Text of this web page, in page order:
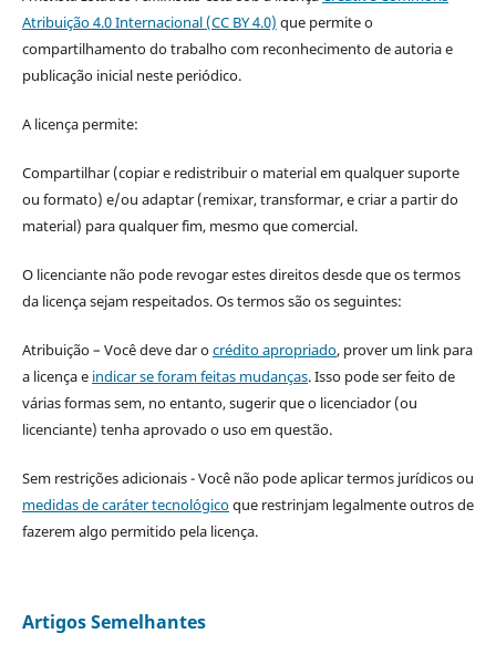
Atribuição 4.0 Internacional (CC BY 4.0) que permite o
compartilhamento do trabalho com reconhecimento de autoria e
publicação inicial neste periódico.
A licença permite:
Compartilhar (copiar e redistribuir o material em qualquer suporte
ou formato) e/ou adaptar (remixar, transformar, e criar a partir do
material) para qualquer fim, mesmo que comercial.
O licenciante não pode revogar estes direitos desde que os termos
da licença sejam respeitados. Os termos são os seguintes:
Atribuição – Você deve dar ocrédito apropriado, prover um link para
a licença e indicar se foram feitas mudanças. Isso pode ser feito de
várias formas sem, no entanto, sugerir que o licenciador (ou
licenciante) tenha aprovado o uso em questão.
Sem restrições adicionais - Você não pode aplicar termos jurídicos ou
medidas de caráter tecnológicoque restrinjam legalmente outros de
fazerem algo permitido pela licença.
Artigos Semelhantes